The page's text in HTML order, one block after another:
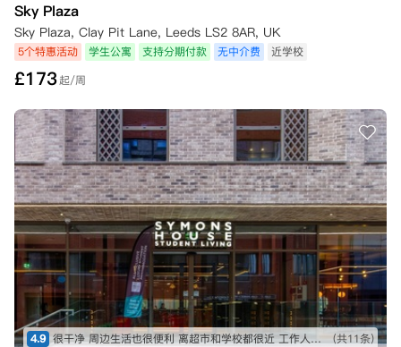
Sky Plaza
Sky Plaza, Clay Pit Lane, Leeds LS2 8AR, UK
5个特惠活动 学生公寓 支持分期付款 无中介费 近学校
£173起/周
4.9 很干净 周边生活也很便利 离超市和学校都很近 工作人员服务也很不错 (共11条)